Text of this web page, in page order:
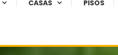
CASAS PISOS